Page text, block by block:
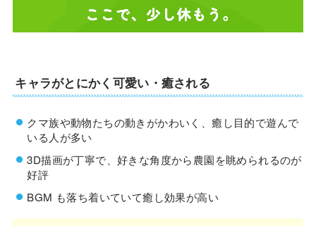
キャラがとにかく可愛い・癒される
クマ族や動物たちの動きがかわいく、癒し目的で遊んで
いる人が多い
3D描画が丁寧で、好きな角度から農園を眺められるのが
好評
BGM も落ち着いていて癒し効果が高い